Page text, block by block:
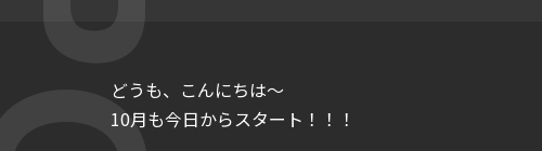
どうも、こんにちは～
10月も今日からスタート！！！